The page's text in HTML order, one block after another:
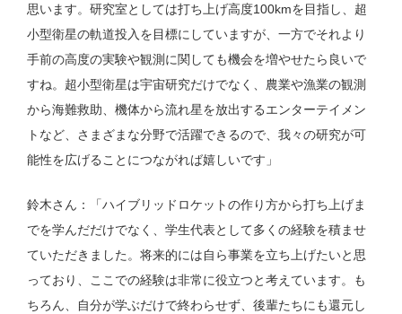
思います。研究室としては打ち上げ高度100kmを目指し、超
小型衛星の軌道投入を目標にしていますが、一方でそれより
手前の高度の実験や観測に関しても機会を増やせたら良いで
すね。超小型衛星は宇宙研究だけでなく、農業や漁業の観測
から海難救助、機体から流れ星を放出するエンターテイメン
トなど、さまざまな分野で活躍できるので、我々の研究が可
能性を広げることにつながれば嬉しいです」
鈴木さん：「ハイブリッドロケットの作り方から打ち上げま
でを学んだだけでなく、学生代表として多くの経験を積ませ
ていただきました。将来的には自ら事業を立ち上げたいと思
っており、ここでの経験は非常に役立つと考えています。も
ちろん、自分が学ぶだけで終わらせず、後輩たちにも還元し